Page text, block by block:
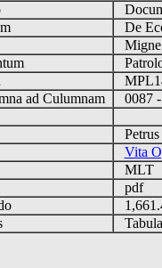
De
ad Culumnam
0087
Vita
MLT
pdf